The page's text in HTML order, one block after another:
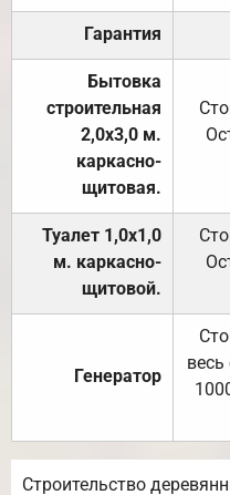
Гарантия
Бытовка
строительная
2,0х3,0 м.
каркасно-
щитовая.
Туалет 1,0х1,0
м. каркасно-
щитовой.
Генератор
весь
Строительство